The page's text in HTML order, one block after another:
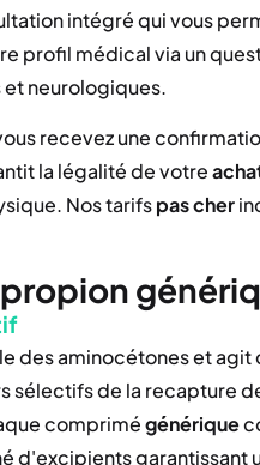
intégré qui vous
profil médical via un
neurologiques.
recevez une
la légalité de votre
Nos tarifspas cher
des aminocétones et
sélectifs de la recapture
comprimégénérique
garantissant